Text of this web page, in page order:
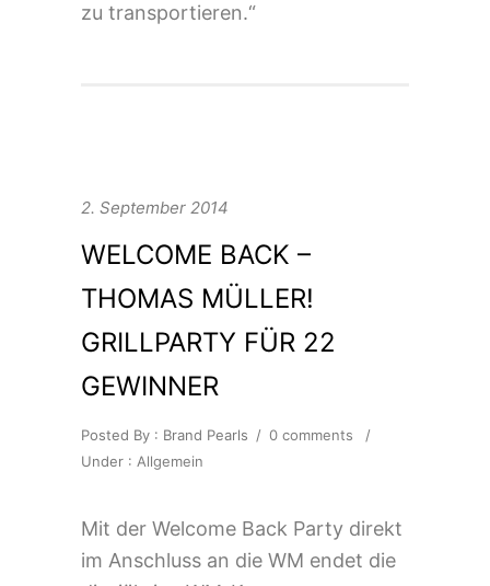
zu transportieren.“
2. September 2014
WELCOME BACK –
THOMAS MÜLLER!
GRILLPARTY FÜR 22
GEWINNER
Posted By : Brand Pearls / 0 comments
/
Under : Allgemein
Mit der Welcome Back Party direkt
im Anschluss an die WM endet die